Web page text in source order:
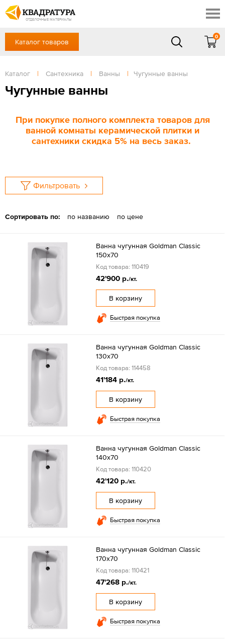
ОТДЕЛОЧНЫЕ МАТЕРИАЛЫ
Профи
Контакты
Доставка и оплата
Выставочный зал
Готовые решения
Отзывы
+7 (861) 217-94-70
Сб, Вс — выходной
ЗАКАЗАТЬ ЗВОНОК
Вход
Каталог товаров
0
Каталог | Сантехника | Ванны | Чугунные ванны
Чугунные ванны
При покупке полного комплекта товаров для
ванной комнаты керамической плитки и
сантехники скидка 5% на весь заказ.
Фильтровать
Сортировать по: по названию по цене
Ванна чугунная Goldman Classic
150х70
Код товара: 110419
42'900 р./кт.
В корзину
Быстрая покупка
Ванна чугунная Goldman Classic
130х70
Код товара: 114458
41'184 р./кт.
В корзину
Быстрая покупка
Ванна чугунная Goldman Classic
140х70
Код товара: 110420
42'120 р./кт.
В корзину
Быстрая покупка
Ванна чугунная Goldman Classic
170х70
Код товара: 110421
47'268 р./кт.
В корзину
Быстрая покупка